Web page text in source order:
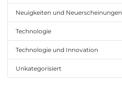
Neuigkeiten und Neuerscheinungen
Technologie
Technologie und Innovation
Unkategorisiert